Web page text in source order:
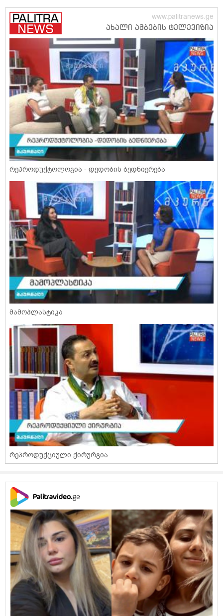
რეპროდუქტოლოგია - დედობის ბედნიერება
მამოპლასტიკა
რეპროდუქციული ქირურგია